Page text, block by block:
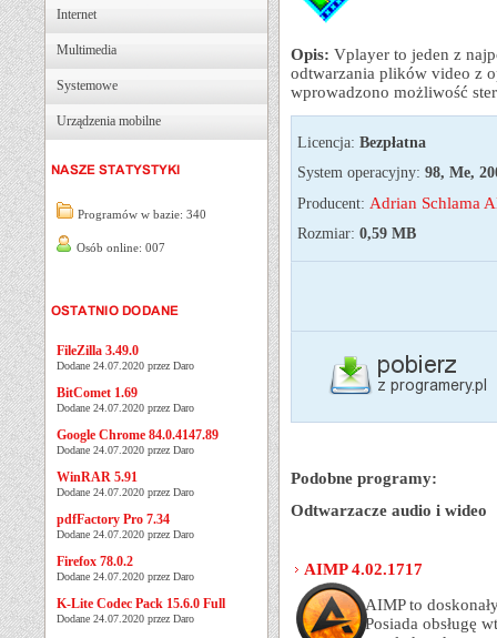
Internet
Multimedia
Systemowe
Urządzenia mobilne
Programów w bazie: 340
Osób online: 007
FileZilla 3.49.0
Dodane 24.07.2020 przez Daro
BitComet 1.69
Dodane 24.07.2020 przez Daro
Google Chrome 84.0.4147.89
Dodane 24.07.2020 przez Daro
WinRAR 5.91
Dodane 24.07.2020 przez Daro
pdfFactory Pro 7.34
Dodane 24.07.2020 przez Daro
Firefox 78.0.2
Dodane 24.07.2020 przez Daro
K-Lite Codec Pack 15.6.0 Full
Dodane 24.07.2020 przez Daro
Opis: Vplayer to jeden z
odtwarzania plików video z
wprowadzono możliwość
Licencja: Bezpłatna
System operacyjny: 98, Me,
Producent: Adrian Schlama
Rozmiar: 0,59 MB
Podobne programy:
Odtwarzacze audio i wideo
AIMP 4.02.1717
AIMP to
Posiada obsługę